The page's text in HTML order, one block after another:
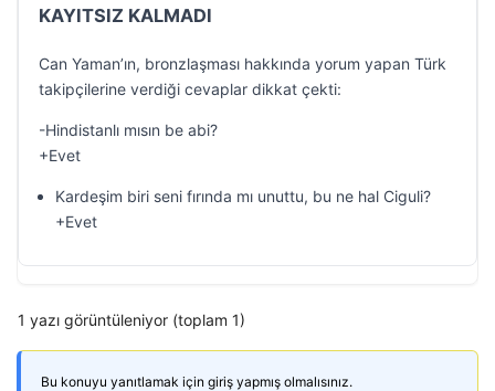
KAYITSIZ KALMADI
Can Yaman’ın, bronzlaşması hakkında yorum yapan Türk
takipçilerine verdiği cevaplar dikkat çekti:
-Hindistanlı mısın be abi?
+Evet
Kardeşim biri seni fırında mı unuttu, bu ne hal Ciguli?
+Evet
1 yazı görüntüleniyor (toplam 1)
Bu konuyu yanıtlamak için giriş yapmış olmalısınız.